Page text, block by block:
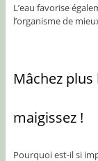
L’eau favorise
l’organisme de
Mâchez
maigissez !
Pourquoi est-il si